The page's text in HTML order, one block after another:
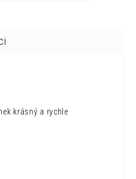
krásný a rychle